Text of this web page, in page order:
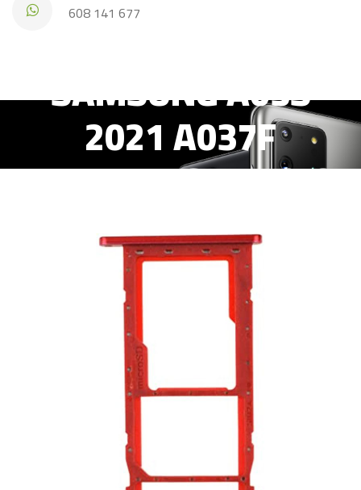
608 141 677
SAMSUNG A03S
2021 A037F
BANDEJA SIM ROJO